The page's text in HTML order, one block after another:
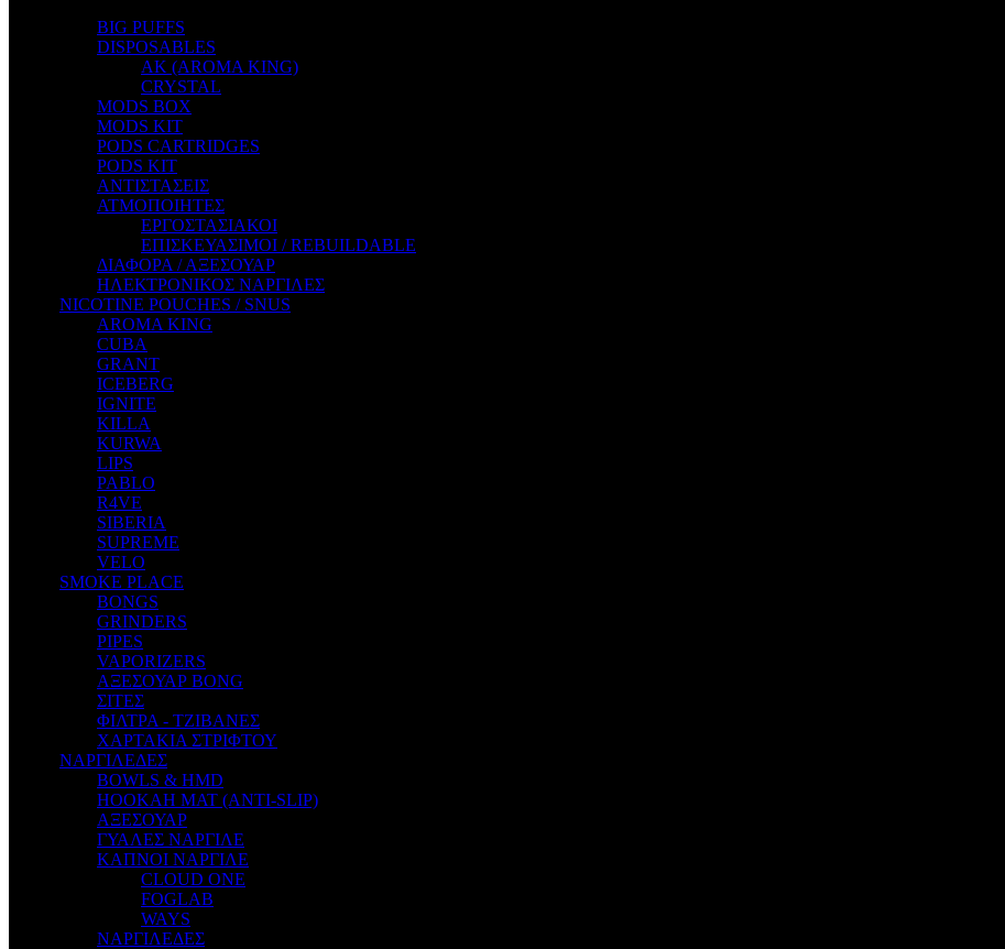
OPMH PROJECT
S-ELF JUICE
SADBOY
SCANDAL
SECRET FOREST
STEAM CITY LIQUIDS
STEAM TRAIN
STEAMPUNK
TALES
TATTOO
THE ALCHEMIST
THE SMOKER'S CLUB
TIKI MAHU
TWIST
VAPE NOVA
VGOD
WILD ZOO
YETI
ZEUS JUICE
BIG PUFFS
DISPOSABLES
AK (AROMA KING)
CRYSTAL
MODS BOX
MODS KIT
PODS CARTRIDGES
PODS KIT
ΑΝΤΙΣΤΑΣΕΙΣ
ΑΤΜΟΠΟΙΗΤΕΣ
ΕΡΓΟΣΤΑΣΙΑΚΟΙ
ΕΠΙΣΚΕΥΑΣΙΜΟΙ / REBUILDABLE
ΔΙΑΦΟΡΑ / ΑΞΕΣΟΥΑΡ
ΗΛΕΚΤΡΟΝΙΚΟΣ ΝΑΡΓΙΛΕΣ
NICOTINE POUCHES / SNUS
AROMA KING
CUBA
GRANT
ICEBERG
IGNITE
KILLA
KURWA
LIPS
PABLO
R4VE
SIBERIA
SUPREME
VELO
SMOKE PLACE
BONGS
GRINDERS
PIPES
VAPORIZERS
ΑΞΕΣΟΥΑΡ BONG
ΣΙΤΕΣ
ΦΙΛΤΡΑ - ΤΖΙΒΑΝΕΣ
ΧΑΡΤΑΚΙΑ ΣΤΡΙΦΤΟΥ
ΝΑΡΓΙΛΕΔΕΣ
BOWLS & HMD
HOOKAH MAT (ANTI-SLIP)
ΑΞΕΣΟΥΑΡ
ΓΥΑΛΕΣ ΝΑΡΓΙΛΕ
ΚΑΠΝΟΙ ΝΑΡΓΙΛΕ
CLOUD ONE
FOGLAB
WAYS
ΝΑΡΓΙΛΕΔΕΣ